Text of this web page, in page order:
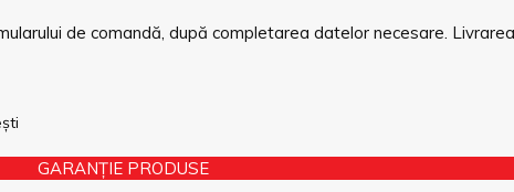
de comandă, după completarea datelor necesare.
GARANȚIE PRODUSE